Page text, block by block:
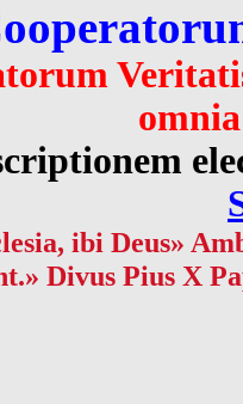
ibi Deus»
Divus Pius X